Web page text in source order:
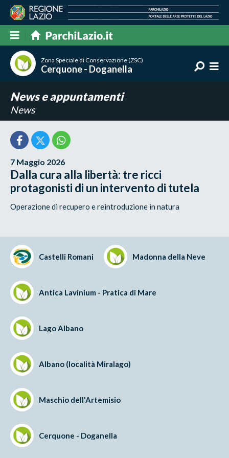
Zona Speciale di Conservazione (ZSC)
Cerquone - Doganella
News e appuntamenti
News
7 Maggio 2026
Dalla cura alla libertà: tre ricci
protagonisti di un intervento di tutela
Operazione di recupero e reintroduzione in natura
Castelli Romani Madonna della Neve
Antica Lavinium - Pratica di Mare
Lago Albano
Albano (località Miralago)
Maschio dell'Artemisio
Cerquone - Doganella